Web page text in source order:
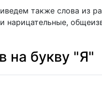
также слова из
нарицательные,
на букву "Я"